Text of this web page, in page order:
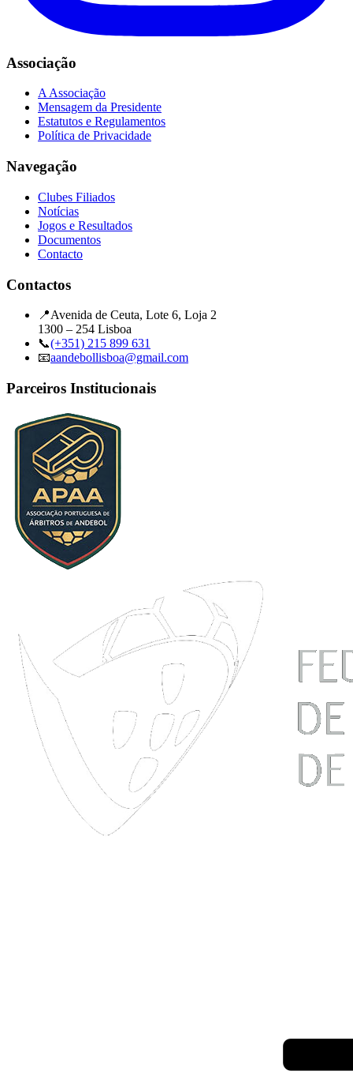
Associação
A Associação
Mensagem da Presidente
Estatutos e Regulamentos
Política de Privacidade
Navegação
Clubes Filiados
Notícias
Jogos e Resultados
Documentos
Contacto
Contactos
📍Avenida de Ceuta, Lote 6, Loja 2
1300 – 254 Lisboa
📞(+351) 215 899 631
📧aandebollisboa@gmail.com
Parceiros Institucionais